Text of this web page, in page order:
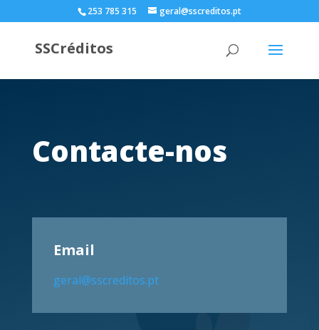
253 785 315 geral@sscreditos.pt
SSCréditos
Contacte-nos
Email
geral@sscreditos.pt